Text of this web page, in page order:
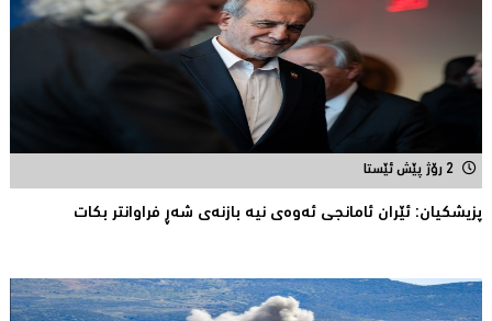
2 رۆژ پێش ئێستا
پزیشكیان: ئێران ئامانجی ئه‌وه‌ی نیه‌ بازنه‌ی شه‌ڕ فراوانتر بكات